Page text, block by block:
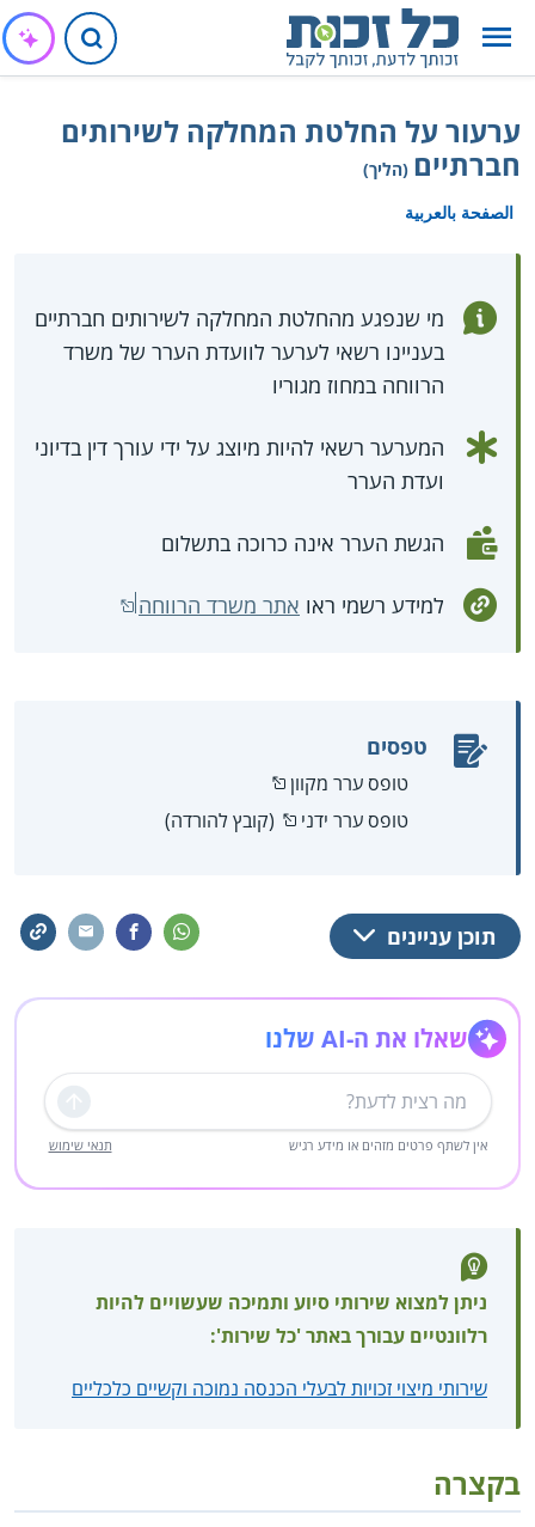
ערעור על החלטת המחלקה לשירותים
חברתיים (הליך)
الصفحة بالعربية
מי שנפגע מהחלטת המחלקה לשירותים חברתיים
בעניינו רשאי לערער לוועדת הערר של משרד
הרווחה במחוז מגוריו
המערער רשאי להיות מיוצג על ידי עורך דין בדיוני
ועדת הערר
הגשת הערר אינה כרוכה בתשלום
למידע רשמי ראו אתר משרד הרווחה
טפסים
טופס ערר מקוון
טופס ערר ידני
(קובץ להורדה)
תוכן עניינים
שאלו את ה-AI שלנו
שליחה
אין לשתף פרטים מזהים או מידע רגיש תנאי שימוש
ניתן למצוא שירותי סיוע ותמיכה שעשויים להיות
רלוונטיים עבורך באתר 'כל שירות':
שירותי מיצוי זכויות לבעלי הכנסה נמוכה וקשיים כלכליים
בקצרה